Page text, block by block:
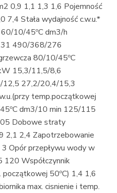
0,9 1,1 1,3 1,6 Pojemność
7,4 Stała wydajność c.w.u.*
10/45ºC dm3/h
490/368/276
80/10/45ºC
15,3/11,5/8,6
27,2/20,4/15,3
temp.początkowej
dm3/10 min 125/115
Dobowe straty
2,1 2,4 Zapotrzebowanie
Opór przepływu wody w
Współczynnik
50ºC) 1,4 1,6
max. cisnienie i temp.